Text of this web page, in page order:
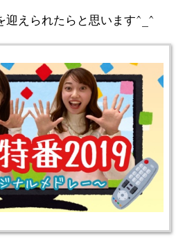
迎えられたらと思います^_^